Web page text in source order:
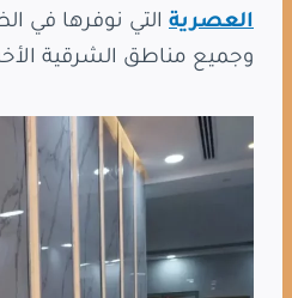
العصرية التي نوفرها في
وجميع مناطق الشرقية